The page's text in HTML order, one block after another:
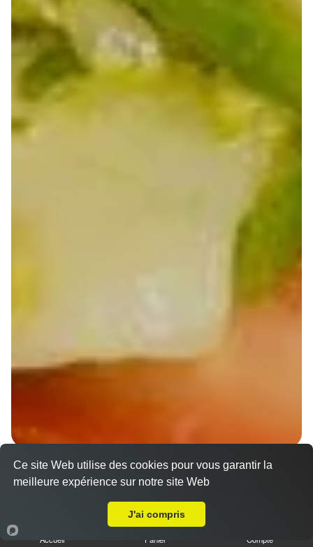
Wraps Chicken
8.50 €
Accueil Panier Compte
Ce site Web utilise des cookies pour vous garantir la
meilleure expérience sur notre site Web
J'ai compris